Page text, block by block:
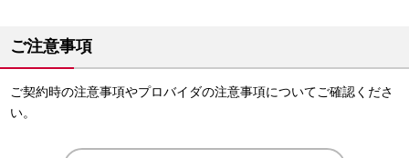
ご注意事項
ご契約時の注意事項やプロバイダの注意事項についてご確認くださ
い。